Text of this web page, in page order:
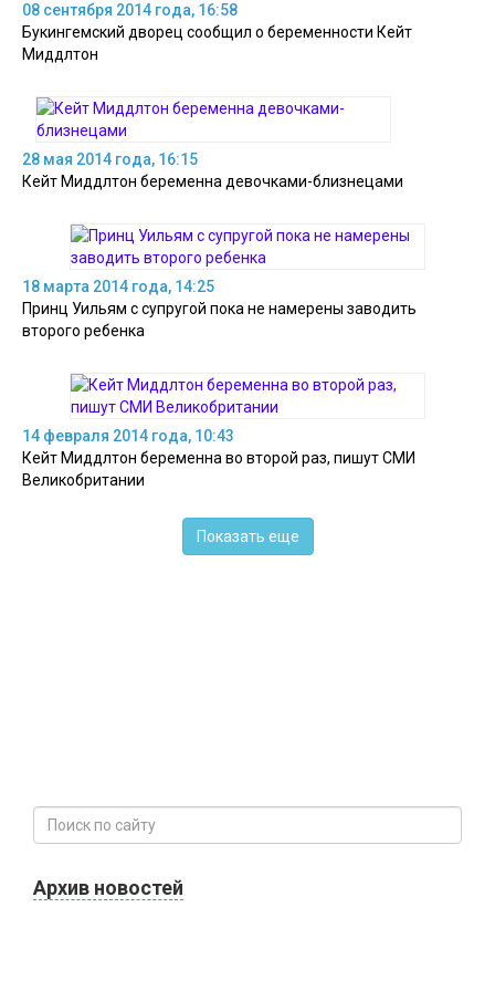
08 сентября 2014 года, 16:58
Букингемский дворец сообщил о беременности Кейт
Миддлтон
28 мая 2014 года, 16:15
Кейт Миддлтон беременна девочками-близнецами
18 марта 2014 года, 14:25
Принц Уильям с супругой пока не намерены заводить
второго ребенка
14 февраля 2014 года, 10:43
Кейт Миддлтон беременна во второй раз, пишут СМИ
Великобритании
Показать еще
Архив новостей